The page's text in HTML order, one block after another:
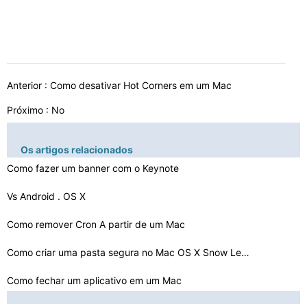
Anterior : Como desativar Hot Corners em um Mac
Próximo : No
Os artigos relacionados
Como fazer um banner com o Keynote
Vs Android . OS X
Como remover Cron A partir de um Mac
Como criar uma pasta segura no Mac OS X Snow Leopard
Como fechar um aplicativo em um Mac